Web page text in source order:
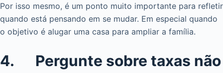
Por isso mesmo, é um ponto muito importante para refletir
quando está pensando em se mudar. Em especial quando
o objetivo é alugar uma casa para ampliar a família.
4. Pergunte sobre taxas não